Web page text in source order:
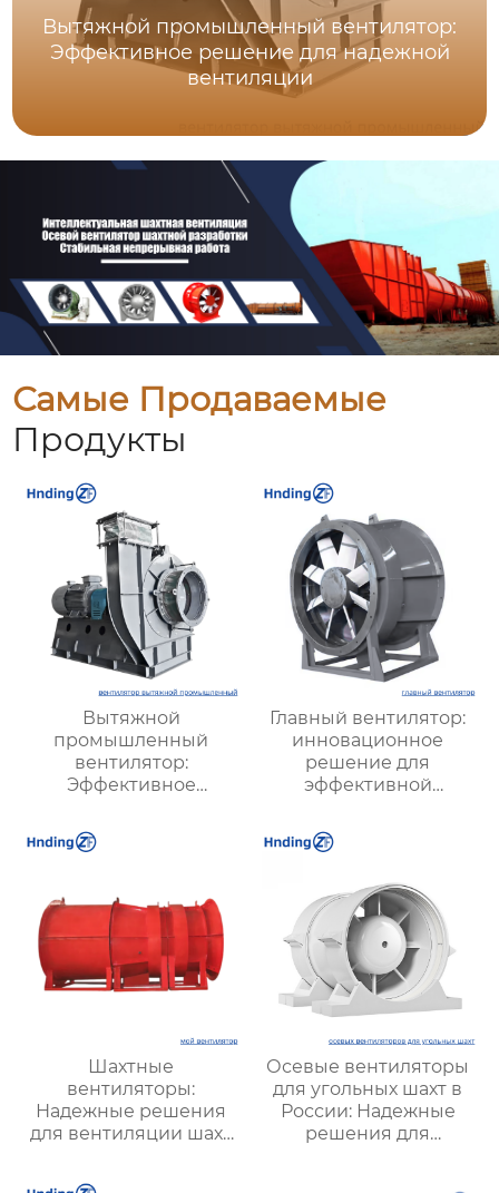
Вытяжной промышленный вентилятор:
Эффективное решение для надежной
вентиляции
Самые Продаваемые
Продукты
Вытяжной
промышленный
вентилятор:
Эффективное
надежной вентиляции
Главный вентилятор:
инновационное
решение для
эффективной
оптимизации работы
Шахтные
вентиляторы:
Надежные решения
для вентиляции шахт
| Купить с доставкой
Осевые вентиляторы
для угольных шахт в
России: Надежные
решения для